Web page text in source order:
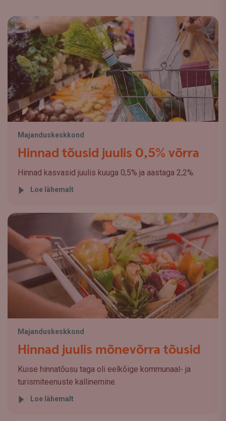
Majanduskeskkond
Hinnad tõusid juulis 0,5% võrra
Hinnad kasvasid juulis kuuga 0,5% ja aastaga 2,2%.
Loe lähemalt
Majanduskeskkond
Hinnad juulis mõnevõrra tõusid
Kuise hinnatõusu taga oli eelkõige kommunaal- ja
turismiteenuste kallinemine.
Loe lähemalt